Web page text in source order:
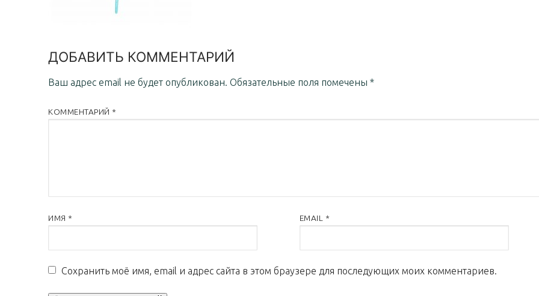
ДОБАВИТЬ КОММЕНТАРИЙ
Ваш адрес email не будет опубликован. Обязательные поля помечены *
КОММЕНТАРИЙ *
ИМЯ * EMAIL *
Сохранить моё имя, email и адрес сайта в этом браузере для последующих моих комментариев.